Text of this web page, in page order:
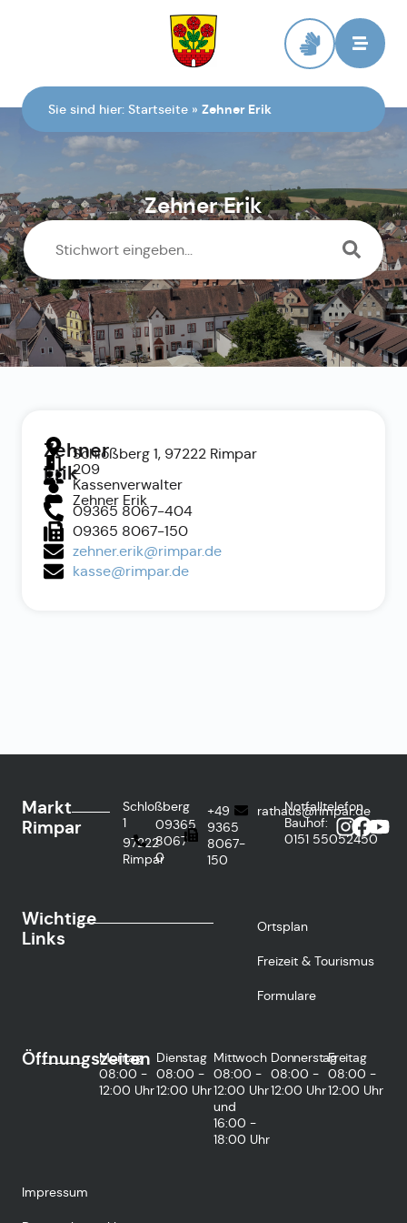
Sie sind hier: Startseite » Zehner Erik
Zehner Erik
Zehner
Erik
Schloßberg 1, 97222 Rimpar
209
Kassenverwalter
Zehner Erik
09365 8067-404
09365 8067-150
zehner.erik@rimpar.de
kasse@rimpar.de
Markt
Rimpar
Schloßberg
1
97222
Rimpar
09365
8067-
0
+49
9365
8067-
150
rathaus@rimpar.de
Notfalltelefon
Bauhof:
0151 55052450
Wichtige
Links
Ortsplan
Freizeit & Tourismus
Formulare
Öffnungszeiten
Montag
08:00 -
12:00 Uhr
Dienstag
08:00 -
12:00 Uhr
Mittwoch
08:00 -
12:00 Uhr
und
16:00 -
18:00 Uhr
Donnerstag
08:00 -
12:00 Uhr
Freitag
08:00 -
12:00 Uhr
Impressum